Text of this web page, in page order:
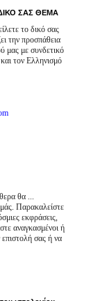
ΣΑΣ ΘΕΜΑ
το δικό σας
την προσπάθεια
μας με συνδετικό
τον Ελληνισμό
θα ...
Παρακαλείστε
εκφράσεις,
αναγκασμένοι ή
σας ή να